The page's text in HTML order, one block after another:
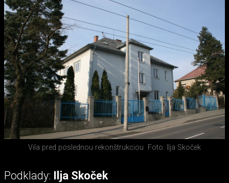
Vila pred poslednou rekonštrukciou Foto: Ilja Skoček
Podklady: Ilja Skoček